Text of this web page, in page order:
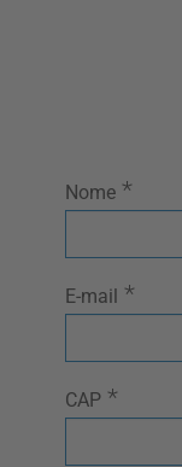
Nome *
E-mail *
CAP *